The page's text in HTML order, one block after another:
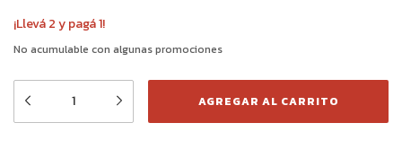
¡Llevá 2 y pagá 1!
No acumulable con algunas promociones